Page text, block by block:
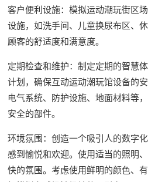
客户便利设施：模拟运动潮玩街区
设施，如洗手间、儿童换尿布区、
顾客的舒适度和满意度。
定期检查和维护：制定定期的智慧
计划，确保互动运动潮玩馆设备的
电气系统、防护设施、地面材料等
安全的部件。
环境氛围：创造一个吸引人的数字
感到愉悦和欢迎。使用适当的照明
快的氛围。考虑使用鲜明的颜色、